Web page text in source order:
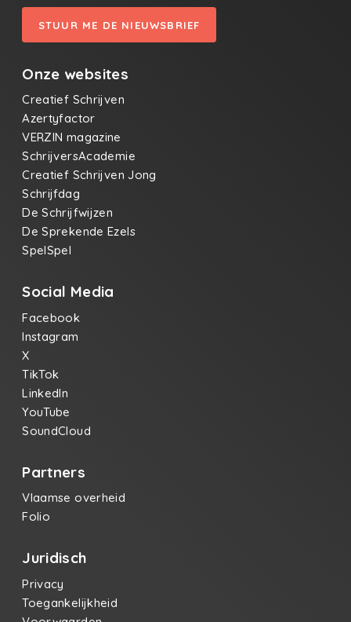
STUUR ME DE NIEUWSBRIEF
Onze websites
Creatief Schrijven
Azertyfactor
VERZIN magazine
SchrijversAcademie
Creatief Schrijven Jong
Schrijfdag
De Schrijfwijzen
De Sprekende Ezels
SpelSpel
Social Media
Facebook
Instagram
X
TikTok
LinkedIn
YouTube
SoundCloud
Partners
Vlaamse overheid
Folio
Juridisch
Privacy
Toegankelijkheid